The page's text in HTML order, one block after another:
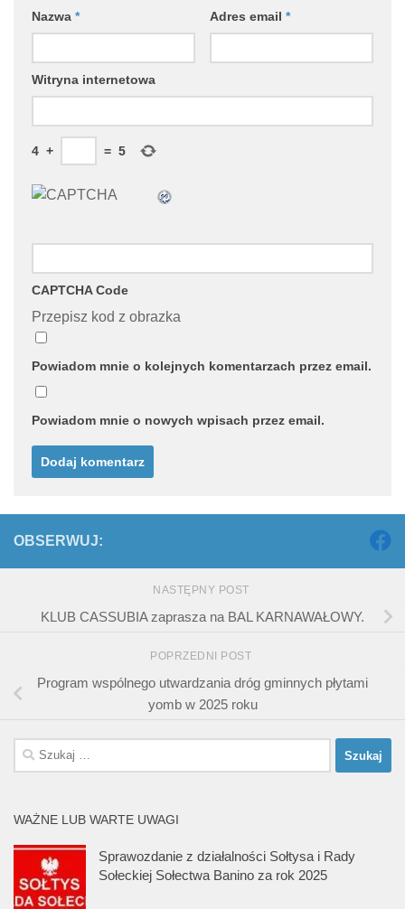
Nazwa * Adres email *
Witryna internetowa
4 + = 5
CAPTCHA Code
Przepisz kod z obrazka
Powiadom mnie o kolejnych komentarzach przez email.
Powiadom mnie o nowych wpisach przez email.
OBSERWUJ:
NASTĘPNY POST
KLUB CASSUBIA zaprasza na BAL KARNAWAŁOWY.
POPRZEDNI POST
Program wspólnego utwardzania dróg gminnych płytami
yomb w 2025 roku
Szukaj:
WAŻNE LUB WARTE UWAGI
Sprawozdanie z działalności Sołtysa i Rady
Sołeckiej Sołectwa Banino za rok 2025